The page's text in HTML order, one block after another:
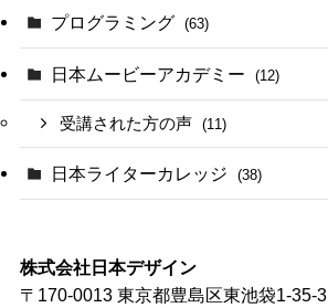
プログラミング (63)
日本ムービーアカデミー (12)
受講された方の声 (11)
日本ライターカレッジ (38)
株式会社日本デザイン
〒170-0013 東京都豊島区東池袋1-35-3